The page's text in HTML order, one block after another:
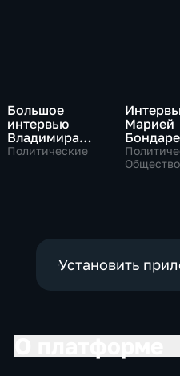
Большое
интервью
Владимира
Путина Сергею
Политические
Марией
Общество
Установить